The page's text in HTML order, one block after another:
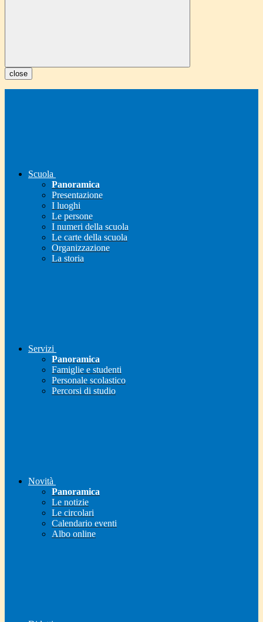
close
Scuola
Panoramica
Presentazione
I luoghi
Le persone
I numeri della scuola
Le carte della scuola
Organizzazione
La storia
Servizi
Panoramica
Famiglie e studenti
Personale scolastico
Percorsi di studio
Novità
Panoramica
Le notizie
Le circolari
Calendario eventi
Albo online